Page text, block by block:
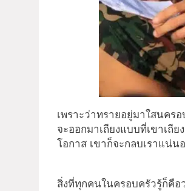
เพราะว่าทรายอยู่มาใสนคร
จะออกมาเถียงแบบที่เขาเถี
โอกาส เขาก็จะกลบเราแน่น
สิ่งที่ทุกคนในครอบครัวรู้ก็คือ